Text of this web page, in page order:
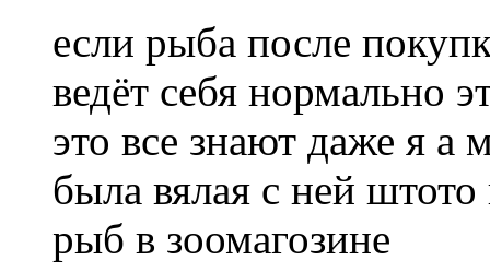
если рыба после
ведёт себя нормально
это все знают даже я а
была вялая с ней
рыб в зоомагозине